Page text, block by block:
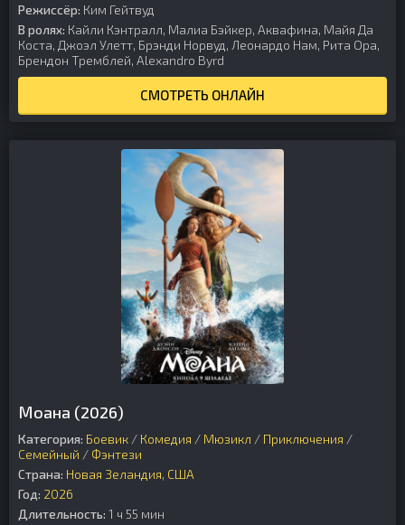
Режиссёр: Ким Гейтвуд
В ролях: Кайли Кэнтралл, Малиа Бэйкер, Аквафина, Майя Да
Коста, Джоэл Улетт, Брэнди Норвуд, Леонардо Нам, Рита Ора,
Брендон Тремблей, Alexandro Byrd
СМОТРЕТЬ ОНЛАЙН
Моана (2026)
Категория: Боевик / Комедия / Мюзикл / Приключения /
Семейный / Фэнтези
Страна: Новая Зеландия, США
Год: 2026
Длительность: 1 ч 55 мин